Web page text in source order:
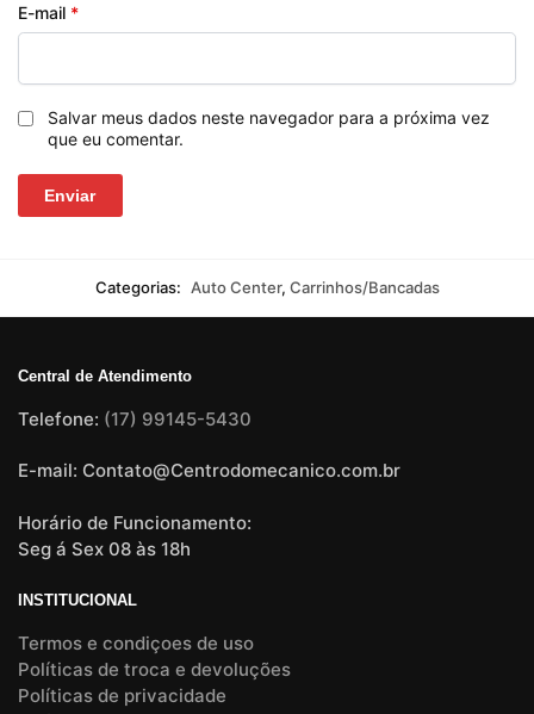
E-mail *
Salvar meus dados neste navegador para a próxima vez
que eu comentar.
Categorias: Auto Center, Carrinhos/Bancadas
Central de Atendimento
Telefone: (17) 99145-5430
E-mail: Contato@Centrodomecanico.com.br
Horário de Funcionamento:
Seg á Sex 08 às 18h
INSTITUCIONAL
Termos e condiçoes de uso
Políticas de troca e devoluções
Políticas de privacidade